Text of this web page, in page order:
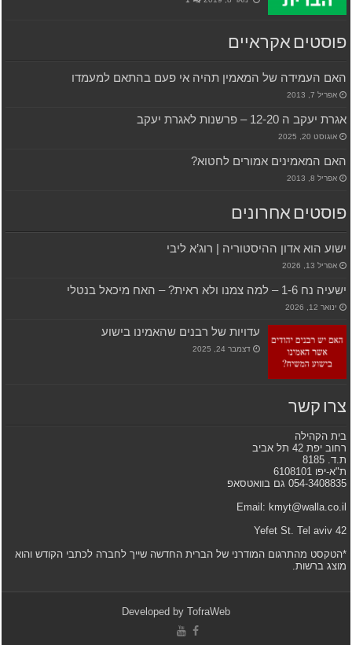
פוסטים אקראיים
האם העמידה של המאמין תהיה אי פעם בהתאם למעמדו
אפריל 7, 2013
אגרת יעקב ה 12-20 – פרשנות לאגרת יעקב
אוגוסט 20, 2025
האם המאמינים אמורים לחטוא?
אפריל 8, 2013
פוסטים אחרונים
ישוע הוא אדון ההיסטוריה | רוג’א ליבי
אפריל 13, 2026
ישעיה נח 1-6 – למה צמנו ולא ראית? – האח מיכאל בנטלי
ינואר 12, 2026
עדויות של רבנים שהאמינו בישוע
דצמבר 24, 2025
צרו קשר
בית הקהילה
רחוב יפת 42 תל אביב
ת.ד. 8185
ת"א-יפו 6108101
054-3408835 גם בוואטסאפ
Email: kmyt@walla.co.il
42 Yefet St. Tel aviv
*הטקסט מהתרגום המודרני של הברית החדשה שייך לחברה לכתבי הקודש והוא
מוצג ברשות.
Developed by TofraWeb